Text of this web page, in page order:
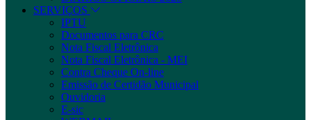
SERVIÇOS
IPTU
Documentos para CRC
Nota Fiscal Eletrônica
Nota Fiscal Eletrônica - MEI
Contra Cheque On-line
Emissão de Certidão Municipal
Ouvidoria
E-sic